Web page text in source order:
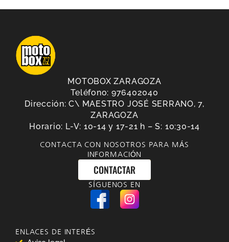
MOTOBOX ZARAGOZA
Teléfono: 976402040
Dirección: C\ MAESTRO JOSÉ SERRANO, 7,
ZARAGOZA
Horario: L-V: 10-14 y 17-21 h – S: 10:30-14
CONTACTA CON NOSOTROS PARA MÁS
INFORMACIÓN
CONTACTAR
SÍGUENOS EN
ENLACES DE INTERÉS